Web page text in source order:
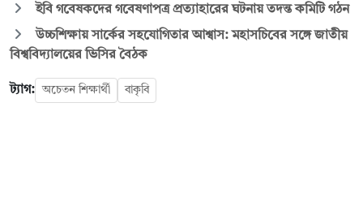
ইবি গবেষকদের গবেষণাপত্র প্রত্যাহারের ঘটনায় তদন্ত কমিটি গঠন
উচ্চশিক্ষায় সার্কের সহযোগিতার আশ্বাস: মহাসচিবের সঙ্গে জাতীয়
বিশ্ববিদ্যালয়ের ভিসির বৈঠক
ট্যাগ: অচেতন শিক্ষার্থী বাকৃবি